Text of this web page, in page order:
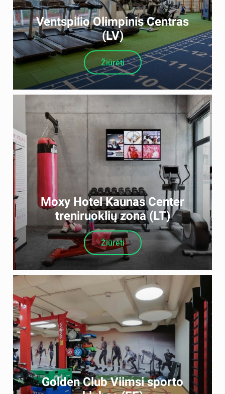
Ventspilio Olimpinis Centras
(LV)
Žiūrėti
Moxy Hotel Kaunas Center
treniruoklių zona (LT)
Žiūrėti
Golden Club Viimsi sporto